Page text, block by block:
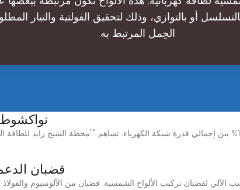
أو بالتوازي، وذلك لتحقيق الفولتية والتيار
الحِمل المرتبط به
استطاعة المحطة 15 ميجاواط. مساهمة الطاقة الشمسية: 10% من إجمالي قدرة شبكة الكهرباء. تساهم
قضبان